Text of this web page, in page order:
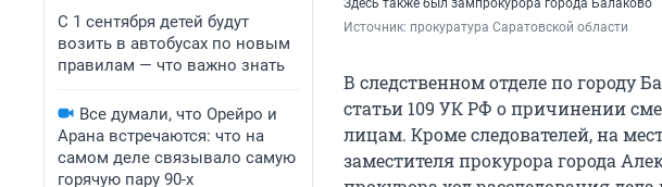
С 1 сентября детей будут
возить в автобусах по новым
правилам — что важно знать
Все думали, что Орейро и
Арана встречаются: что на
самом деле связывало самую
горячую пару 90-х
Здесь также был зампрокурора города Балаково
Источник: прокуратура Саратовской области
В следственном отделе по городу
статьи 109 УК РФ о причинении
лицам. Кроме следователей, на
заместителя прокурора города